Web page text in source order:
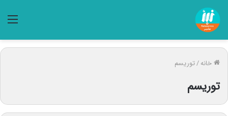
خانه/توریسم
توریسم